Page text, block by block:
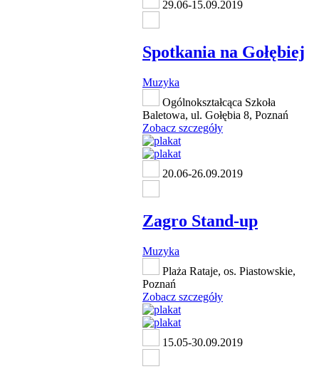
29.06-15.09.2019
Spotkania na Gołębiej
Muzyka
Ogólnokształcąca Szkoła
Baletowa, ul. Gołębia 8, Poznań
Zobacz szczegóły
20.06-26.09.2019
Zagro Stand-up
Muzyka
Plaża Rataje, os. Piastowskie,
Poznań
Zobacz szczegóły
15.05-30.09.2019